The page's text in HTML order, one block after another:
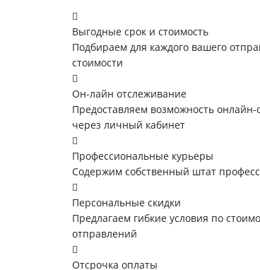
Выгодные срок и стоимость
Подбираем для каждого вашего
стоимости
Он-лайн отслеживание
Предоставляем возможность
через личный кабинет
Профессиональные курьеры
Содержим собственный штат
Персональные скидки
Предлагаем гибкие условия по
отправлений
Отсрочка оплаты